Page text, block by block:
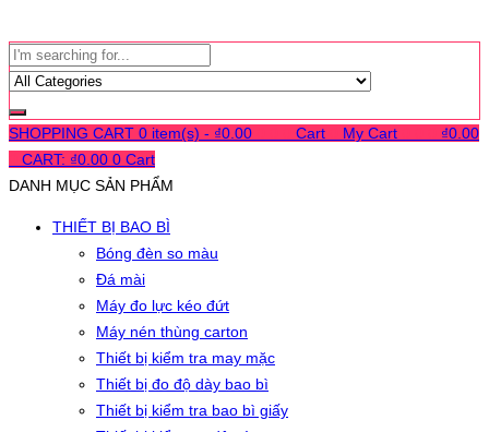
SHOPPING CART 0 item(s) - ₫0.00 Cart My Cart ₫0.00
CART: ₫0.00 0 Cart
DANH MỤC SẢN PHẨM
THIẾT BỊ BAO BÌ
Bóng đèn so màu
Đá mài
Máy đo lực kéo đứt
Máy nén thùng carton
Thiết bị kiểm tra may mặc
Thiết bị đo độ dày bao bì
Thiết bị kiểm tra bao bì giấy